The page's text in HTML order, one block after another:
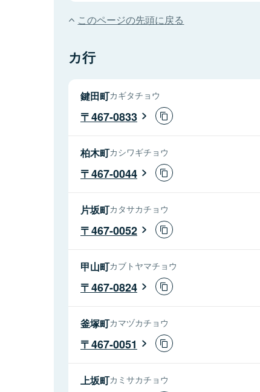
このページの先頭に戻る
カ行
鍵田町カギタチョウ
467-0833
柏木町カシワギチョウ
467-0044
片坂町カタサカチョウ
467-0052
甲山町カブトヤマチョウ
467-0824
釜塚町カマヅカチョウ
467-0051
上坂町カミサカチョウ